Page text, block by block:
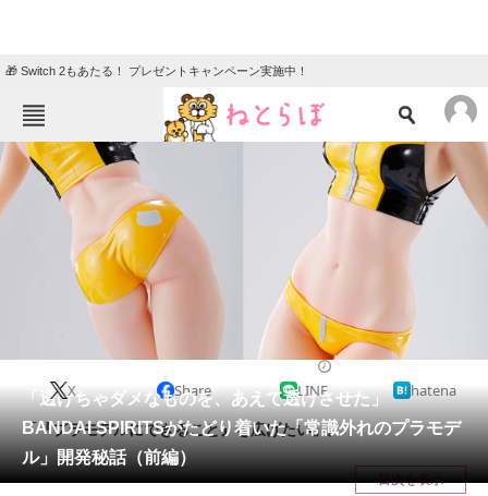
🎁 Switch 2もあたる！ プレゼントキャンペーン実施中！
ねとらぼメニュー
TOP
教育・育児
リサーチ
会員記事
メディア
注目記事を集めた総合ページ
「透けちゃダメなものを、あえて透けさせた」
BANDAI SPIRITSがたどり着いた「常識外れのプラモデ
ル」開発秘話（前編）
X Share LINE hatena
「『プラモデルにできること』を広げたい」。
目次を表示